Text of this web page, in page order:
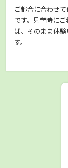
ご都合に合わせ
です。見学時に
ば、そのまま体
す。